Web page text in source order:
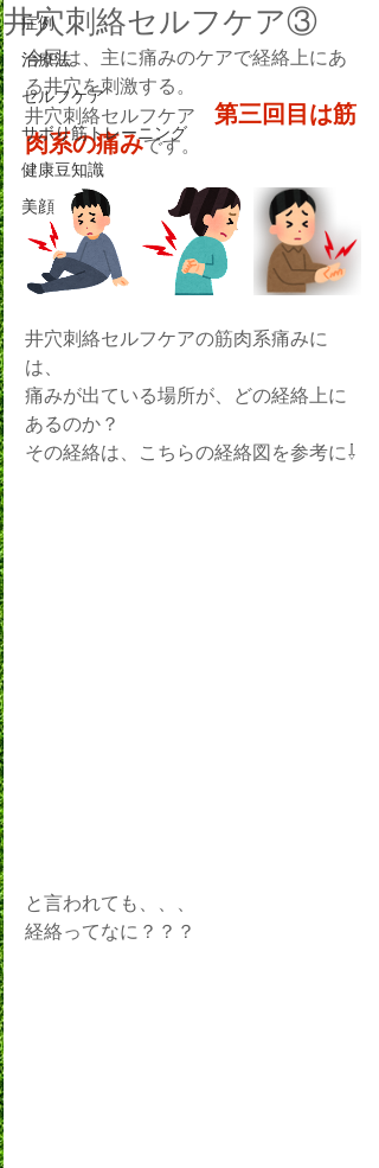
症例
治療法
セルフケア
サボり筋トレーニング
健康豆知識
美顔
井穴刺絡セルフケア③
今回は、主に痛みのケアで経絡上にあ
る井穴を刺激する。
井穴刺絡セルフケア 第三回目は筋
肉系の痛みです。
井穴刺絡セルフケアの筋肉系痛みに
は、
痛みが出ている場所が、どの経絡上に
あるのか？
その経絡は、こちらの経絡図を参考に⇩
と言われても、、、
経絡ってなに？？？